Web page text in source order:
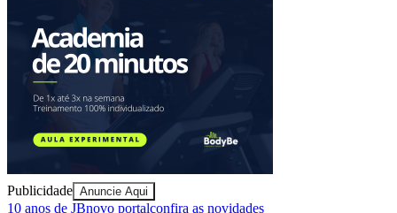
Goiás
Publicidade Anuncie Aqui
10 anos de JBnovo portalconfira as novidades